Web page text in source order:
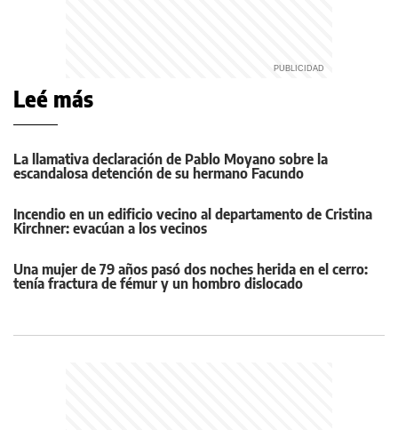
Leé más
La llamativa declaración de Pablo Moyano sobre la
escandalosa detención de su hermano Facundo
Incendio en un edificio vecino al departamento de Cristina
Kirchner: evacúan a los vecinos
Una mujer de 79 años pasó dos noches herida en el cerro:
tenía fractura de fémur y un hombro dislocado